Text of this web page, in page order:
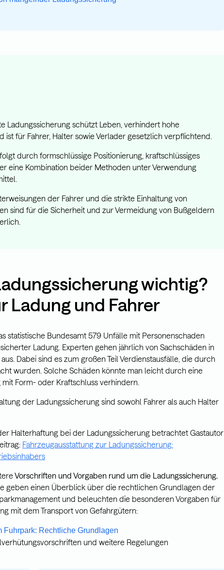
Ladungssicherung schützt Leben, verhindert hohe
ist für Fahrer, Halter sowie Verlader gesetzlich verpflichtend.
durch formschlüssige Positionierung, kraftschlüssiges
eine Kombination beider Methoden unter Verwendung
der Fahrer und die strikte Einhaltung von
sind für die Sicherheit und zur Vermeidung von Bußgeldern
wichtig?
Ladung und Fahrer
statistische Bundesamt 579 Unfälle mit Personenschaden
Ladung. Experten gehen jährlich von Sachschäden in
Dabei sind es zum großen Teil Verdienstausfälle, die durch
wurden. Solche Schäden könnte man leicht durch eine
Form- oder Kraftschluss verhindern.
der Ladungssicherung sind sowohl Fahrer als auch Halter
Halterhaftung bei der Ladungssicherung betrachtet Gastautor
Fahrzeugausstattung zur Ladungssicherung:
Vorschriften und Vorgaben rund um die Ladungssicherung.
geben einen Überblick über die rechtlichen Grundlagen der
und beleuchten die besonderen Vorgaben für
mit dem Transport von Gefahrgütern:
Fuhrpark: Rechtliche Grundlagen
und weitere Regelungen